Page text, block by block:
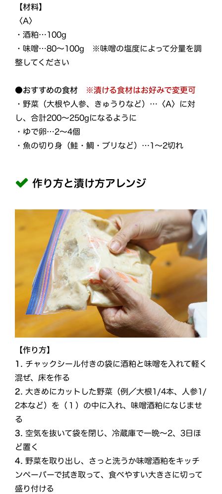
【材料】
〈A〉
・酒粕…100g
・味噌…80～100g ※味噌の塩度によって分量を調
整してください
●おすすめの食材 ※漬ける食材はお好みで変更可
・野菜（大根や人参、きゅうりなど）…〈A〉に対
し、合計200～250gになるように
・ゆで卵…2～4個
・魚の切り身（鮭・鯛・ブリなど）…1～2切れ
作り方と漬け方アレンジ
【作り方】
1. チャックシール付きの袋に酒粕と味噌を入れて軽く
混ぜ、床を作る
2. 大きめにカットした野菜（例／大根1/4本、人参1/
2本など）を（１）の中に入れ、味噌酒粕になじませ
る
3.
空気を抜いて袋を閉じ、冷蔵庫で一晩～2、3日ほ
ど置く
4. 野菜を取り出し、さっと洗うか味噌酒粕をキッチ
ンペーパーで拭き取って、食べやすい大きさに切って
盛り付ける